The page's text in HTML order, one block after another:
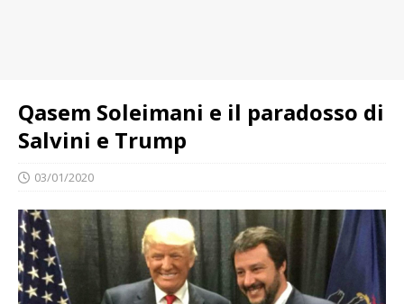
Qasem Soleimani e il paradosso di
Salvini e Trump
03/01/2020